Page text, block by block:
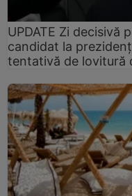
UPDATE Zi decisivă
candidat la
tentativă de lovitură